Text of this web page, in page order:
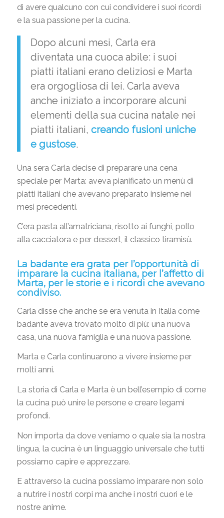
di avere qualcuno con cui condividere i suoi ricordi
e la sua passione per la cucina.
Dopo alcuni mesi, Carla era
diventata una cuoca abile: i suoi
piatti italiani erano deliziosi e Marta
era orgogliosa di lei. Carla aveva
anche iniziato a incorporare alcuni
elementi della sua cucina natale nei
piatti italiani, creando fusioni uniche
e gustose.
Una sera Carla decise di preparare una cena
speciale per Marta: aveva pianificato un menù di
piatti italiani che avevano preparato insieme nei
mesi precedenti.
C’era pasta all’amatriciana, risotto ai funghi, pollo
alla cacciatora e per dessert, il classico tiramisù.
La badante era grata per l’opportunità di
imparare la cucina italiana, per l’affetto di
Marta, per le storie e i ricordi che avevano
condiviso.
Carla disse che anche se era venuta in Italia come
badante aveva trovato molto di più: una nuova
casa, una nuova famiglia e una nuova passione.
Marta e Carla continuarono a vivere insieme per
molti anni.
La storia di Carla e Marta è un bell’esempio di come
la cucina può unire le persone e creare legami
profondi.
Non importa da dove veniamo o quale sia la nostra
lingua, la cucina è un linguaggio universale che tutti
possiamo capire e apprezzare.
E attraverso la cucina possiamo imparare non solo
a nutrire i nostri corpi ma anche i nostri cuori e le
nostre anime.